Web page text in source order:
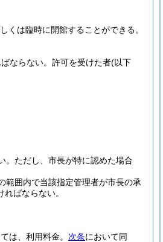
くは臨時に開館することができる。
ならない。 許可を受けた者(以下
ただし、市長が特に認めた場合
範囲内で当該指定管理者が市長の承
ばならない。
は、利用料金。 次条において同